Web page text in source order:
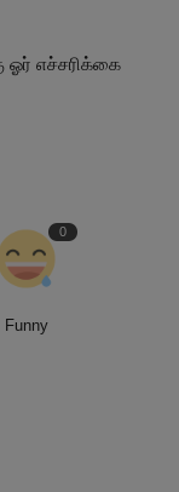
எச்சரிக்கை
0
Funny